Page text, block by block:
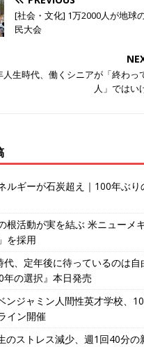
[社会・文化] 1万2000人が地球
民大会
人生時代、働くシニアが「終わっ
人」ではい
ルギーが石炭超え｜100年ぶり
根活動が実を結ぶ 米ニューメ
を採用
代、定年後に待っているのは
年の選択』本日発売
ンジャミン人間性英才学校、
イン開催
のストレス減少、週1回40分の